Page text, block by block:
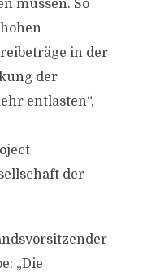
müssen. So
in der
der
entlasten“,
der
„Die